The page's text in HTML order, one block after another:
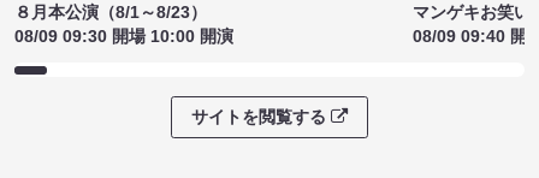
８月本公演（8/1～8/23）
08/09 09:30 開場 10:00 開演
マンゲキお笑い
08/09 09:40 開
サイトを閲覧する